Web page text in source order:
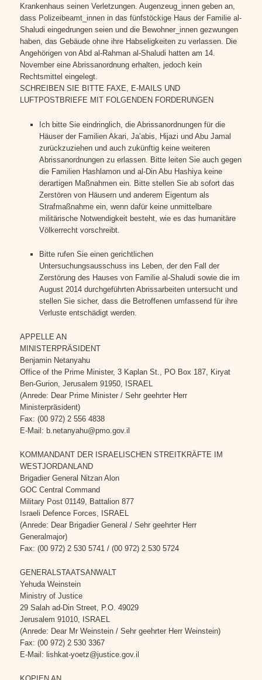
Krankenhaus seinen Verletzungen. Augenzeug_innen geben an,
dass Polizeibeamt_innen in das fünfstöckige Haus der Familie al-
Shaludi eingedrungen seien und die Bewohner_innen gezwungen
haben, das Gebäude ohne ihre Habseligkeiten zu verlassen. Die
Angehörigen von Abd al-Rahman al-Shaludi hatten am 14.
November eine Abrissanordnung erhalten, jedoch kein
Rechtsmittel eingelegt.
SCHREIBEN SIE BITTE FAXE, E-MAILS UND
LUFTPOSTBRIEFE MIT FOLGENDEN FORDERUNGEN
Ich bitte Sie eindringlich, die Abrissanordnungen für die
Häuser der Familien Akari, Ja’abis, Hijazi und Abu Jamal
zurückzuziehen und auch zukünftig keine weiteren
Abrissanordnungen zu erlassen. Bitte leiten Sie auch gegen
die Familien Hashlamon und al-Din Abu Hashiya keine
derartigen Maßnahmen ein. Bitte stellen Sie ab sofort das
Zerstören von Häusern und anderem Eigentum als
Strafmaßnahme ein, wenn dafür keine unmittelbare
militärische Notwendigkeit besteht, wie es das humanitäre
Völkerrecht vorschreibt.
Bitte rufen Sie einen gerichtlichen
Untersuchungsausschuss ins Leben, der den Fall der
Zerstörung des Hauses von Familie al-Shaludi sowie die im
August 2014 durchgeführten Abrissarbeiten untersucht und
stellen Sie sicher, dass die Betroffenen umfassend für ihre
Verluste entschädigt werden.
APPELLE AN
MINISTERPRÄSIDENT
Benjamin Netanyahu
Office of the Prime Minister, 3 Kaplan St., PO Box 187, Kiryat
Ben-Gurion, Jerusalem 91950, ISRAEL
(Anrede: Dear Prime Minister / Sehr geehrter Herr
Ministerpräsident)
Fax: (00 972) 2 556 4838
E-Mail: b.netanyahu@pmo.gov.il
KOMMANDANT DER ISRAELISCHEN STREITKRÄFTE IM
WESTJORDANLAND
Brigadier General Nitzan Alon
GOC Central Command
Military Post 01149, Battalion 877
Israeli Defence Forces, ISRAEL
(Anrede: Dear Brigadier General / Sehr geehrter Herr
Generalmajor)
Fax: (00 972) 2 530 5741 / (00 972) 2 530 5724
GENERALSTAATSANWALT
Yehuda Weinstein
Ministry of Justice
29 Salah ad-Din Street, P.O. 49029
Jerusalem 91010, ISRAEL
(Anrede: Dear Mr Weinstein / Sehr geehrter Herr Weinstein)
Fax: (00 972) 2 530 3367
E-Mail: lishkat-yoetz@justice.gov.il